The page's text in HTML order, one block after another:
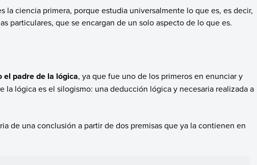
la ciencia primera, porque estudia universalmente lo que es, es decir,
particulares, que se encargan de un solo aspecto de lo que es.
el padre de la lógica, ya que fue uno de los primeros en enunciar y
la lógica es el silogismo: una deducción lógica y necesaria realizada a
de una conclusión a partir de dos premisas que ya la contienen en